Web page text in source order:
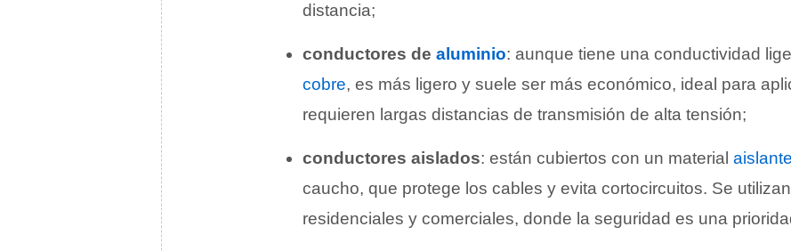
distancia;
conductores de aluminio: aunque tiene una conductividad
cobre, es más ligero y suele ser más económico, ideal para
requieren largas distancias de transmisión de alta tensión;
conductores aislados: están cubiertos con un material aislante
caucho, que protege los cables y evita cortocircuitos. Se
residenciales y comerciales, donde la seguridad es una